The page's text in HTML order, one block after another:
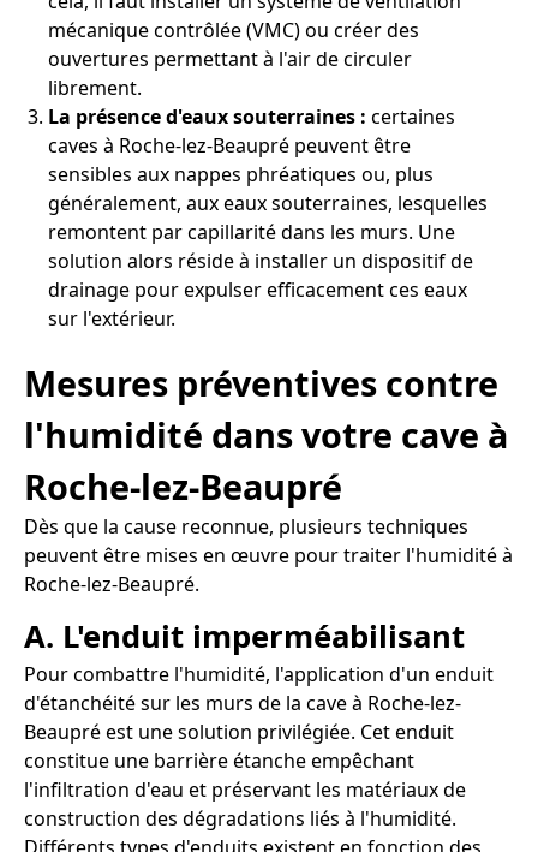
mécanique contrôlée (VMC) ou créer des
ouvertures permettant à l'air de circuler
librement.
La présence d'eaux souterraines : certaines
caves à Roche-lez-Beaupré peuvent être
sensibles aux nappes phréatiques ou, plus
généralement, aux eaux souterraines, lesquelles
remontent par capillarité dans les murs. Une
solution alors réside à installer un dispositif de
drainage pour expulser efficacement ces eaux
sur l'extérieur.
Mesures préventives contre
l'humidité dans votre cave à
Roche-lez-Beaupré
Dès que la cause reconnue, plusieurs techniques
peuvent être mises en œuvre pour traiter l'humidité à
Roche-lez-Beaupré.
A. L'enduit imperméabilisant
Pour combattre l'humidité, l'application d'un enduit
d'étanchéité sur les murs de la cave à Roche-lez-
Beaupré est une solution privilégiée. Cet enduit
constitue une barrière étanche empêchant
l'infiltration d'eau et préservant les matériaux de
construction des dégradations liés à l'humidité.
Différents types d'enduits existent en fonction des